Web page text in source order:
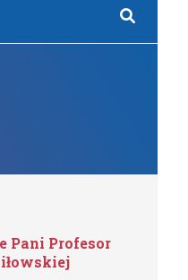
Pani Profesor